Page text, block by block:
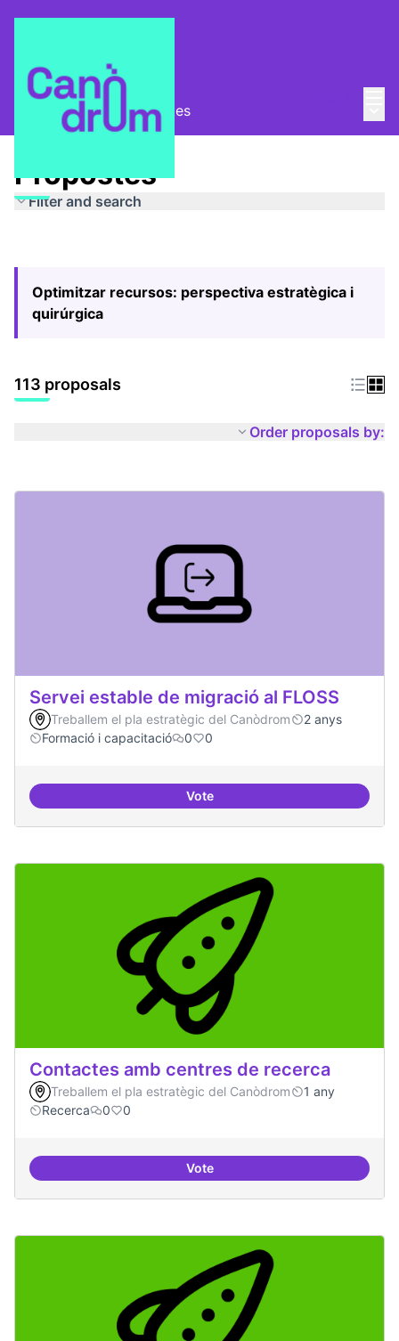
Pla Estratègic Propostes
Propostes
Filter and search
Optimitzar recursos: perspectiva estratègica i
quirúrgica
113 proposals
Order proposals by:
Servei estable de migració al FLOSS
Treballem el pla estratègic del Canòdrom
2 anys
Formació i capacitació
0 0
VoteServei estable de migració al
Contactes amb centres de recerca
Treballem el pla estratègic del Canòdrom
1 any
Recerca
0 0
VoteContactes amb centres de